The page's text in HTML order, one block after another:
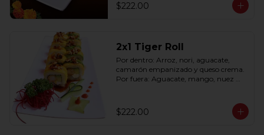
$222.00
2x1 Tiger Roll
Por dentro: Arroz, nori, aguacate,
camarón empanizado y queso crema.
Por fuera: Aguacate, mango, nuez
$222.00